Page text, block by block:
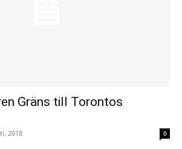
Gräns till Torontos
2018 0